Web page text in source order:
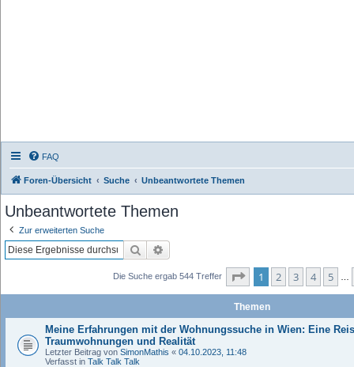
FAQ
Foren-Übersicht Suche Unbeantwortete Themen
Unbeantwortete Themen
Zur erweiterten Suche
Suche
Die Suche ergab 544 Treffer Seite von
1 2 3 4 5
Themen
Meine Erfahrungen mit der Wohnungssuche in Wien: Eine
Traumwohnungen und Realität
Letzter Beitrag von SimonMathis « 04.10.2023, 11:48
Verfasst in Talk Talk Talk